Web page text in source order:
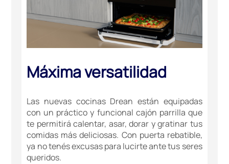
Máxima versatilidad
Las nuevas cocinas Drean están equipadas
con un práctico y funcional cajón parrilla que
te permitirá calentar, asar, dorar y gratinar tus
comidas más deliciosas. Con puerta rebatible,
ya no tenés excusas para lucirte ante tus seres
queridos.